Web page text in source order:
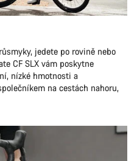
jedete po rovině nebo
CF SLX vám poskytne
nízké hmotnosti a
na cestách nahoru,